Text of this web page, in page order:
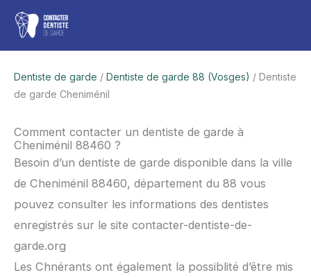
Aller
contenu
Dentiste de garde / Dentiste de garde 88 (Vosges) / Dentiste
de garde Cheniménil
Comment contacter un dentiste de garde à
Cheniménil 88460 ?
Besoin d’un dentiste de garde disponible dans la ville
de Cheniménil 88460, département du 88 vous
pouvez consulter les informations des dentistes
enregistrés sur le site contacter-dentiste-de-
garde.org
Les Chnérants ont également la possiblité d’être mis